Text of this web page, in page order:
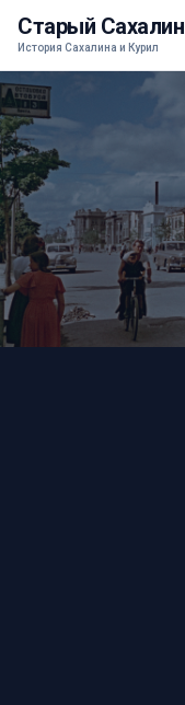
Старый Сахалин
История Сахалина и Курил